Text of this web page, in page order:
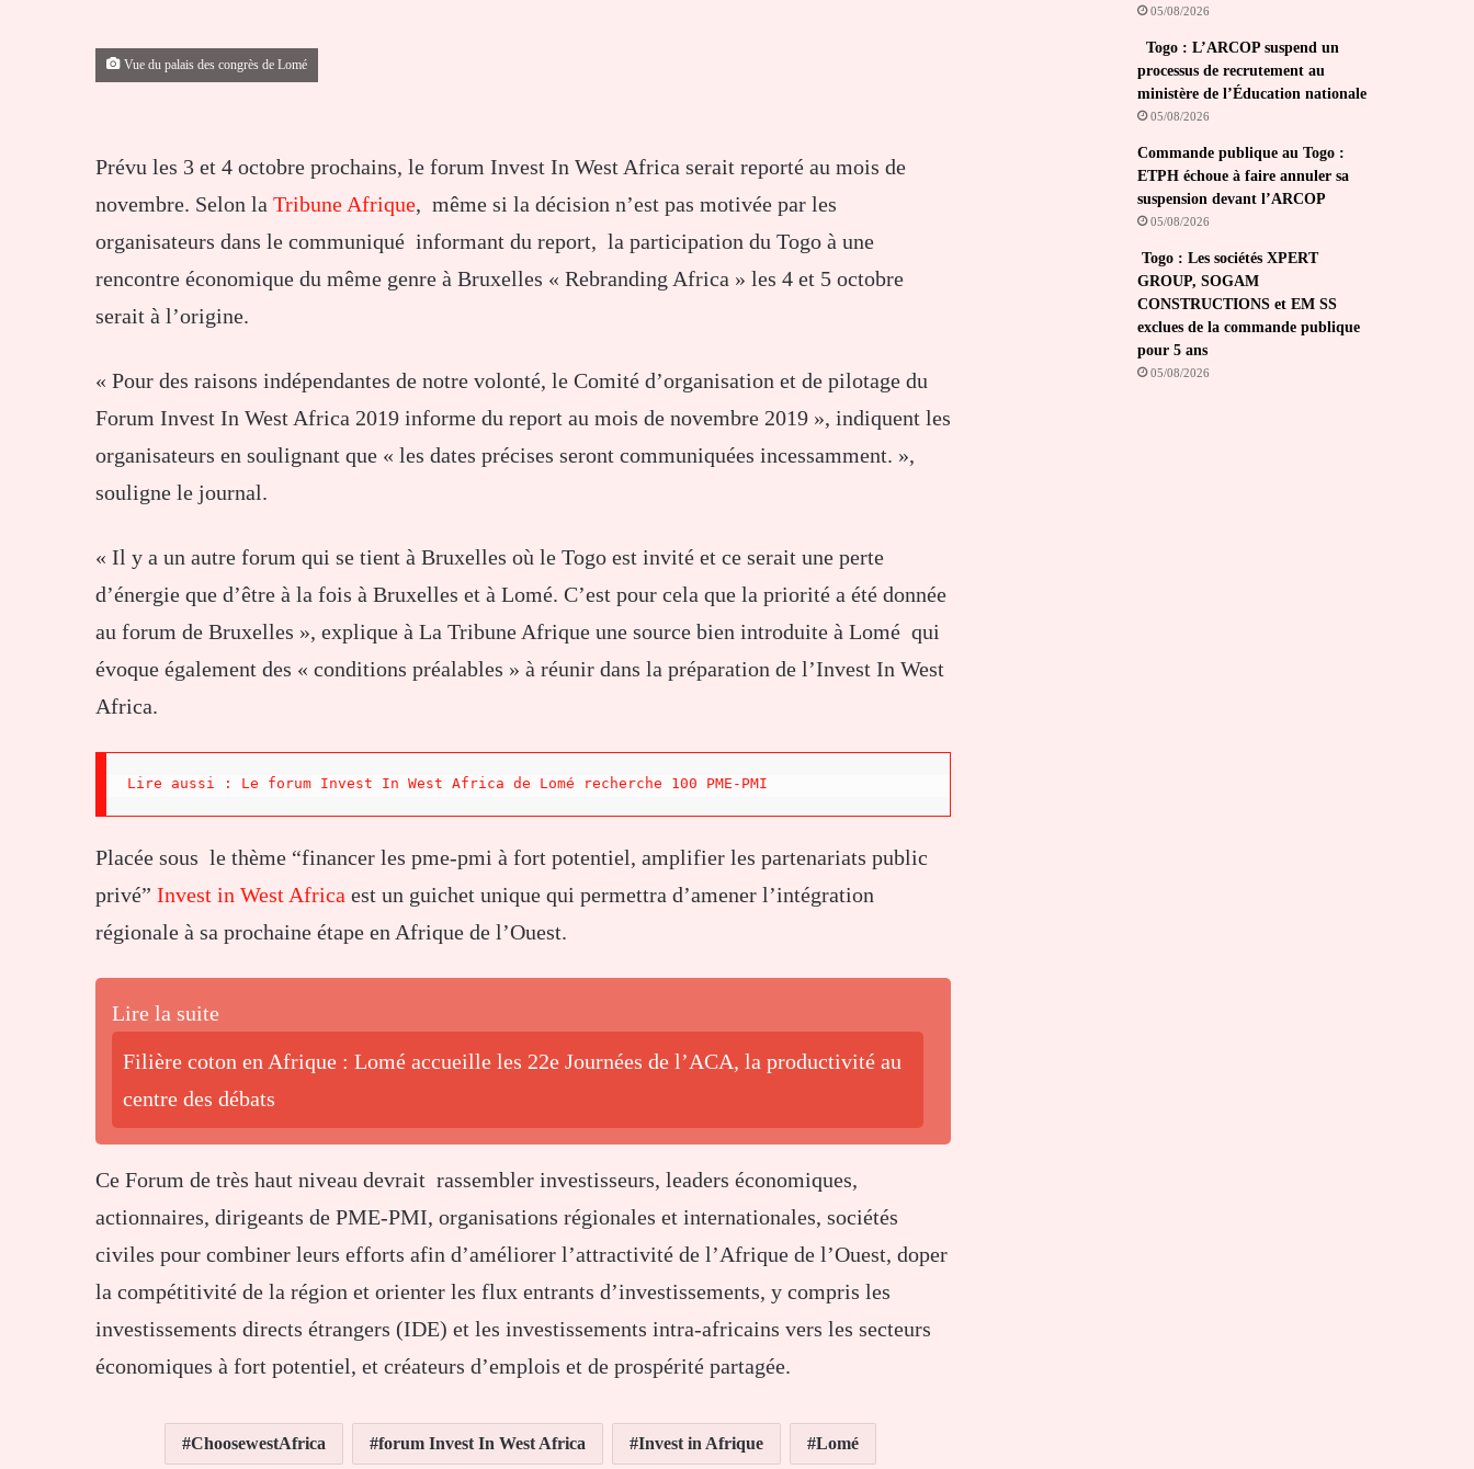
Vue du palais des congrès de Lomé
Prévu les 3 et 4 octobre prochains, le forum Invest In West Africa serait reporté au mois de
novembre. Selon la Tribune Afrique, même si la décision n’est pas motivée par les
organisateurs dans le communiqué informant du report, la participation du Togo à une
rencontre économique du même genre à Bruxelles « Rebranding Africa » les 4 et 5 octobre
serait à l’origine.
« Pour des raisons indépendantes de notre volonté, le Comité d’organisation et de pilotage du
Forum Invest In West Africa 2019 informe du report au mois de novembre 2019 », indiquent les
organisateurs en soulignant que « les dates précises seront communiquées incessamment. »,
souligne le journal.
« Il y a un autre forum qui se tient à Bruxelles où le Togo est invité et ce serait une perte
d’énergie que d’être à la fois à Bruxelles et à Lomé. C’est pour cela que la priorité a été donnée
au forum de Bruxelles », explique à La Tribune Afrique une source bien introduite à Lomé qui
évoque également des « conditions préalables » à réunir dans la préparation de l’Invest In West
Africa.
Lire aussi : Le forum Invest In West Africa de Lomé recherche 100 PME-PMI
Placée sous le thème “financer les pme-pmi à fort potentiel, amplifier les partenariats public
privé” Invest in West Africa est un guichet unique qui permettra d’amener l’intégration
régionale à sa prochaine étape en Afrique de l’Ouest.
Lire la suite
Filière coton en Afrique : Lomé accueille les 22e Journées de l’ACA, la productivité au
centre des débats
Ce Forum de très haut niveau devrait rassembler investisseurs, leaders économiques,
actionnaires, dirigeants de PME-PMI, organisations régionales et internationales, sociétés
civiles pour combiner leurs efforts afin d’améliorer l’attractivité de l’Afrique de l’Ouest, doper
la compétitivité de la région et orienter les flux entrants d’investissements, y compris les
investissements directs étrangers (IDE) et les investissements intra-africains vers les secteurs
économiques à fort potentiel, et créateurs d’emplois et de prospérité partagée.
ChoosewestAfrica forum Invest In West Africa Invest in Afrique Lomé
05/08/2026
Togo : L’ARCOP suspend un
processus de recrutement au
ministère de l’Éducation nationale
05/08/2026
Commande publique au Togo :
ETPH échoue à faire annuler sa
suspension devant l’ARCOP
05/08/2026
Togo : Les sociétés XPERT
GROUP, SOGAM
CONSTRUCTIONS et EM SS
exclues de la commande publique
pour 5 ans
05/08/2026